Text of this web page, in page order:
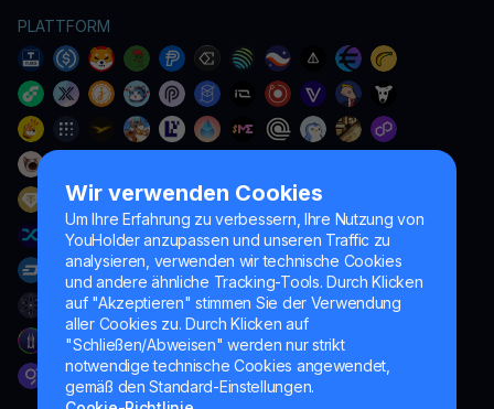
Wir verwenden Cookies
Um Ihre Erfahrung zu verbessern, Ihre Nutzung von
YouHolder anzupassen und unseren Traffic zu
analysieren, verwenden wir technische Cookies
und andere ähnliche Tracking-Tools. Durch Klicken
auf "Akzeptieren" stimmen Sie der Verwendung
aller Cookies zu. Durch Klicken auf
"Schließen/Abweisen" werden nur strikt
notwendige technische Cookies angewendet,
gemäß den Standard-Einstellungen.
PLATTFORM